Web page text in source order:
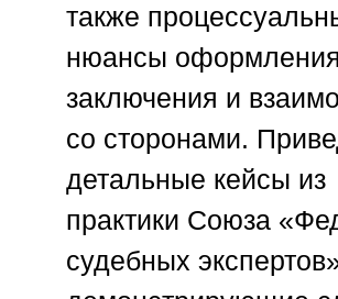
также
нюансы оформления
заключения и
со сторонами.
детальные кейсы из
практики Союза
судебных